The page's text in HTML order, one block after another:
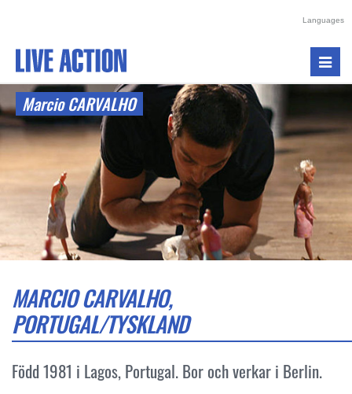
Languages
Marcio CARVALHO
MARCIO CARVALHO,
PORTUGAL/TYSKLAND
Född 1981 i Lagos, Portugal. Bor och verkar i Berlin.